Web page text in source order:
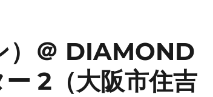
）＠ DIAMOND
2（大阪市住吉